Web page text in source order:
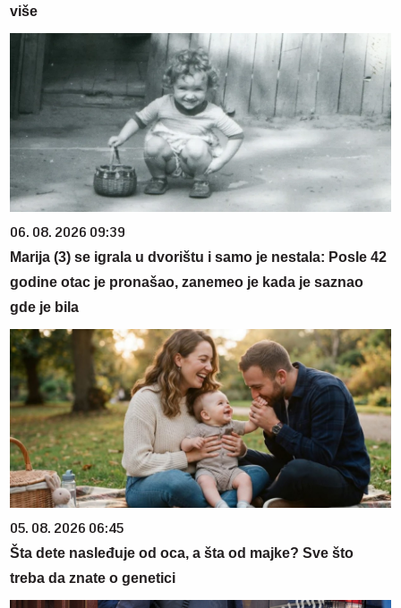
više
06. 08. 2026 09:39
Marija (3) se igrala u dvorištu i samo je nestala: Posle 42
godine otac je pronašao, zanemeo je kada je saznao
gde je bila
05. 08. 2026 06:45
Šta dete nasleđuje od oca, a šta od majke? Sve što
treba da znate o genetici